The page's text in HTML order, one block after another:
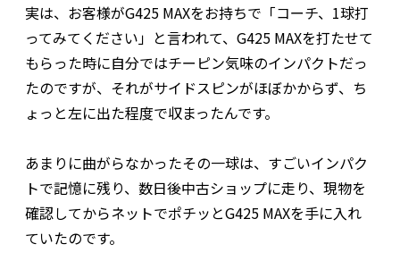
実は、お客様がG425 MAXをお持ちで「コーチ、1球打
ってみてください」と言われて、G425 MAXを打たせて
もらった時に自分ではチーピン気味のインパクトだっ
たのですが、それがサイドスピンがほぼかからず、ち
ょっと左に出た程度で収まったんです。
あまりに曲がらなかったその一球は、すごいインパク
トで記憶に残り、数日後中古ショップに走り、現物を
確認してからネットでポチッとG425 MAXを手に入れ
ていたのです。